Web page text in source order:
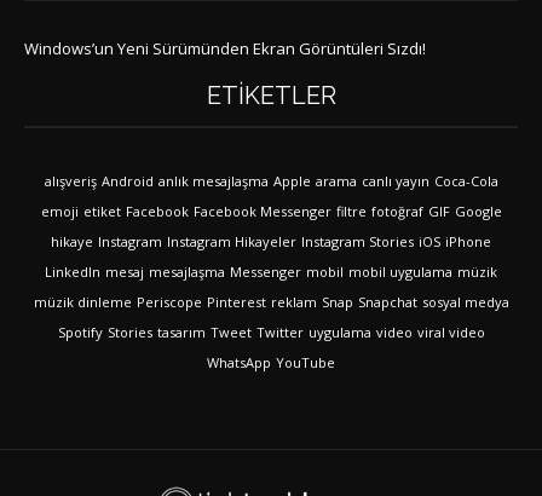
Windows’un Yeni Sürümünden Ekran Görüntüleri Sızdı!
ETIKETLER
alışveriş Android anlık mesajlaşma Apple arama canlı yayın Coca-Cola
emoji etiket Facebook Facebook Messenger filtre fotoğraf GIF Google
hikaye Instagram Instagram Hikayeler Instagram Stories iOS iPhone
LinkedIn mesaj mesajlaşma Messenger mobil mobil uygulama müzik
müzik dinleme Periscope Pinterest reklam Snap Snapchat sosyal medya
Spotify Stories tasarım Tweet Twitter uygulama video viral video
WhatsApp YouTube